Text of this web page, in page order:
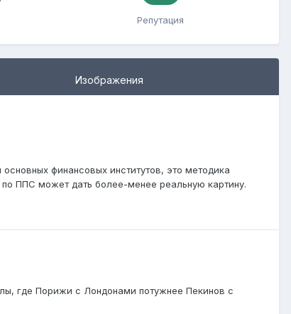
Репутация
Изображения
финансовых институтов, это методика
ППС может дать более-менее реальную картину.
где Порижи с Лондонами потужнее Пекинов с